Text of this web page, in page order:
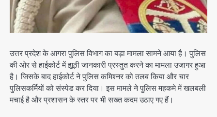
उत्तर प्रदेश के आगरा पुलिस विभाग का बड़ा मामला सामने आया है। पुलिस
की ओर से हाईकोर्ट में झूठी जानकारी प्रस्तुत करने का मामला उजागर हुआ
है। जिसके बाद हाईकोर्ट ने पुलिस कमिश्नर को तलब किया और चार
पुलिसकर्मियों को संस्पेड कर दिया। इस मामले ने पुलिस महकमे में खलबली
मचाई है और प्रशासन के स्तर पर भी सख्त कदम उठाए गए हैं।